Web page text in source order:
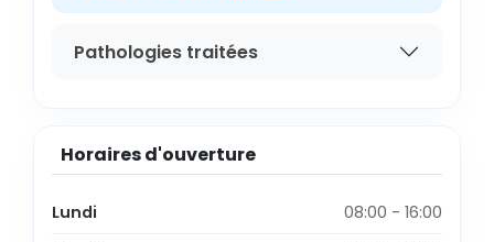
Pathologies traitées
Horaires d'ouverture
Lundi
08:00 - 16:00